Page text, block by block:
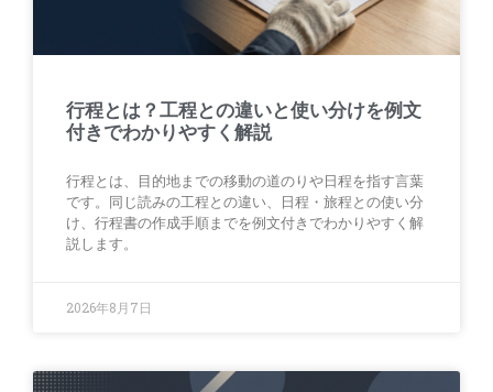
行程とは？工程との違いと使い分けを例文
付きでわかりやすく解説
行程とは、目的地までの移動の道のりや日程を指す言葉
です。同じ読みの工程との違い、日程・旅程との使い分
け、行程書の作成手順までを例文付きでわかりやすく解
説します。
2026年8月7日